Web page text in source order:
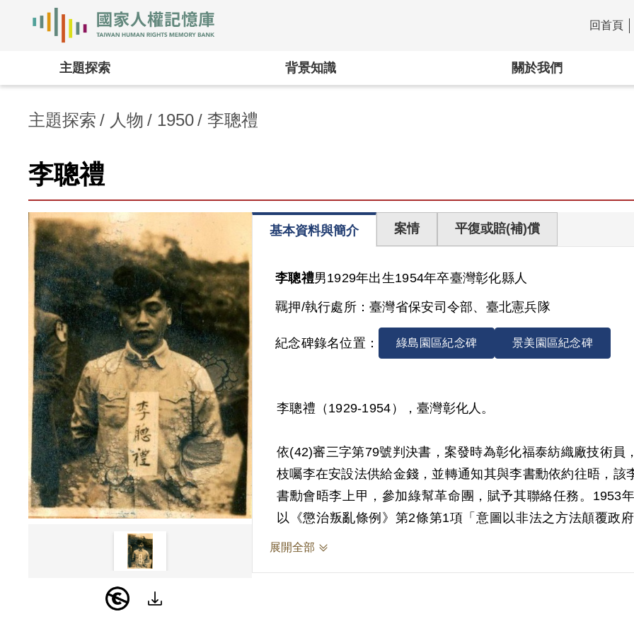
:::
回首頁
主題探索 背景知識 關於我們
主題探索 人物 1950 李聰禮
李聰禮
基本資料與簡介 案情 平復或賠(補)償
李聰禮男1929年出生1954年卒臺灣彰化縣人
羈押/執行處所：臺灣省保安司令部、臺北憲兵隊
紀念碑錄名位置： 綠島園區紀念碑 景美園區紀念碑
李聰禮（1929-1954），臺灣彰化人。
依(42)審三字第79號判決書，案發時為彰化福泰紡織廠技術員
枝囑李在安設法供給金錢，並轉通知其與李書勳依約往晤，
書勳會晤李上甲，參加綠幫革命團，賦予其聯絡任務。1953
以《懲治叛亂條例》第2條第1項「意圖以非法之方法顛覆政
屬必需生活費用外沒收之。1954年4月12日執行死刑。
展開全部